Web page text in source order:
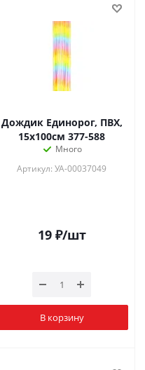
Дождик Единорог, ПВХ,
15x100см 377-588
Много
Артикул: УА-00037049
19₽/шт
В корзину